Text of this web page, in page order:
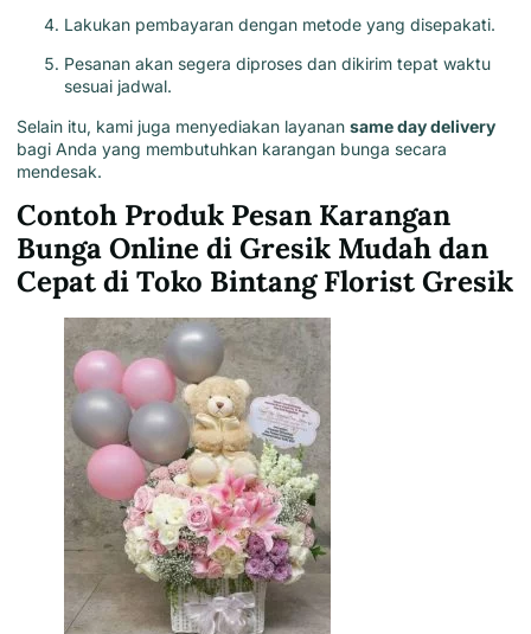
Lakukan pembayaran dengan metode yang disepakati.
Pesanan akan segera diproses dan dikirim tepat waktu
sesuai jadwal.
Selain itu, kami juga menyediakan layanan same day delivery
bagi Anda yang membutuhkan karangan bunga secara
mendesak.
Contoh Produk Pesan Karangan
Bunga Online di Gresik Mudah dan
Cepat di Toko Bintang Florist Gresik